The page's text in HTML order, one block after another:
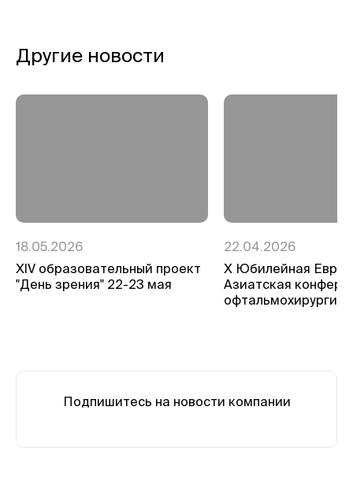
Другие новости
18.05.2026
ХIV образовательный проект
"День зрения" 22-23 мая
22.04.2026
Х Юбилейная Евро-
Азиатская
офтальмохирургии
Подпишитесь на новости компании